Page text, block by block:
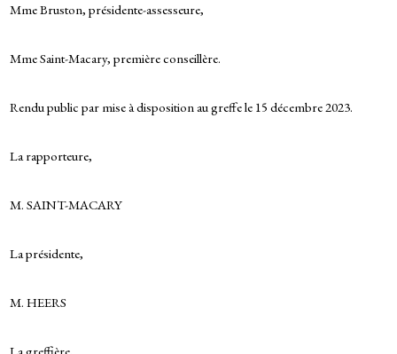
Mme Bruston, présidente-assesseure,
Mme Saint-Macary, première conseillère.
Rendu public par mise à disposition au greffe le 15 décembre 2023.
La rapporteure,
M. SAINT-MACARY
La présidente,
M. HEERS